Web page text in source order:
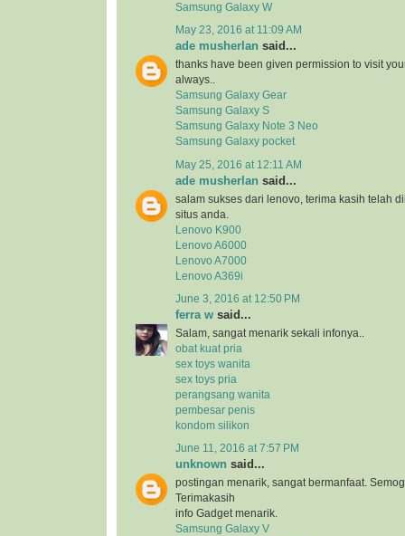
Samsung Galaxy W
May 23, 2016 at 11:09 AM
ade musherlan said...
thanks have been given permission to visit
always..
Samsung Galaxy Gear
Samsung Galaxy S
Samsung Galaxy Note 3 Neo
Samsung Galaxy pocket
May 25, 2016 at 12:11 AM
ade musherlan said...
salam sukses dari lenovo, terima kasih telah
situs anda.
Lenovo K900
Lenovo A6000
Lenovo A7000
Lenovo A369i
June 3, 2016 at 12:50 PM
ferra w said...
Salam, sangat menarik sekali infonya..
obat kuat pria
sex toys wanita
sex toys pria
perangsang wanita
pembesar penis
kondom silikon
June 11, 2016 at 7:57 PM
unknown said...
postingan menarik, sangat bermanfaat.
Terimakasih
info Gadget menarik.
Samsung Galaxy V